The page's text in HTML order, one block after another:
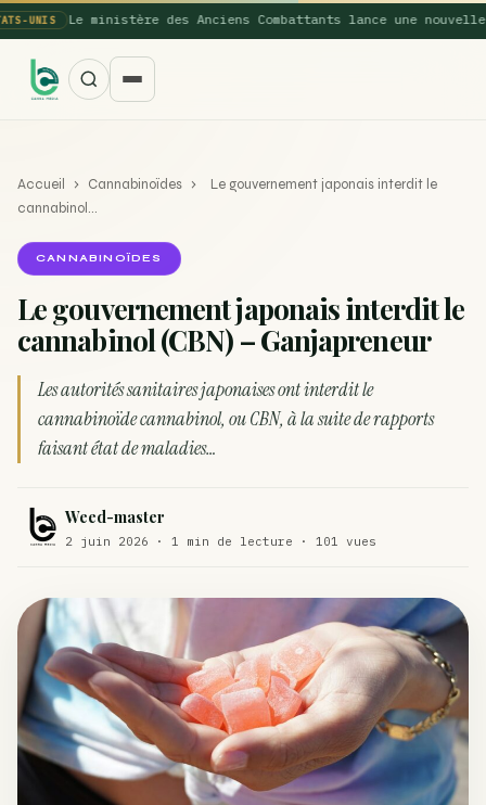
UNIS Le ministère des Anciens Combattants lance une
SUGGESTIONS POPULAIRES
Une nouvelle étude montre que la vaporisation du
cannabis réduit de 99…
La recette du Space Cake RECETTE
Comment éviter un joint de partir en cuillère
Un fabricant polonais de textiles à base de chanvre
suscite une forte…
ACTU
Accueil › Cannabinoïdes ›
Le gouvernement japonais interdit le
cannabinol…
CANNABINOÏDES
Le gouvernement japonais interdit le
cannabinol (CBN) – Ganjapreneur
Les autorités sanitaires japonaises ont interdit le
cannabinoïde cannabinol, ou CBN, à la suite de rapports
faisant état de maladies…
Weed-master
2 juin 2026 · 1 min de lecture · 101 vues